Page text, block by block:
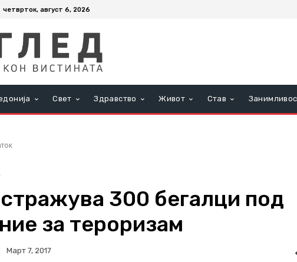
четврток, август 6, 2026
Свет Здравство Живот Став
300 бегалци под
за тероризам
Март 7, 2017